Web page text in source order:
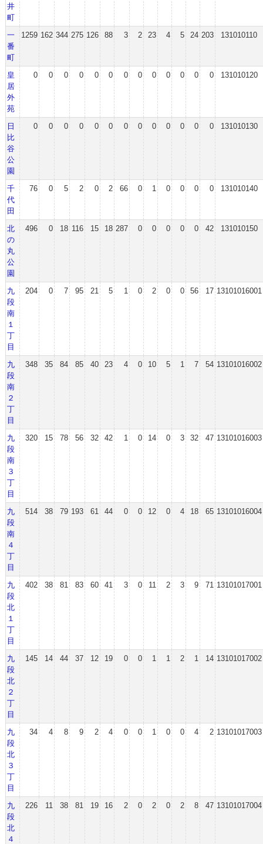
井
町
一
番
町
1259 162 344 275 126 88 3 2 23 4 5 24 203 131010110
皇
居
外
苑
0 0 0 0 0 0 0 0 0 0 0 0 0 131010120
日
比
谷
公
園
0 0 0 0 0 0 0 0 0 0 0 0 0 131010130
千
代
田
76 0 5 2 0 2 66 0 1 0 0 0 0 131010140
北
の
丸
公
園
496 0 18 116 15 18 287 0 0 0 0 0 42 131010150
九
段
南
１
丁
目
204 0 7 95 21 5 1 0 2 0 0 56 17 13101016001
九
段
南
２
丁
目
348 35 84 85 40 23 4 0 10 5 1 7 54 13101016002
九
段
南
３
丁
目
320 15 78 56 32 42 1 0 14 0 3 32 47 13101016003
九
段
南
４
丁
目
514 38 79 193 61 44 0 0 12 0 4 18 65 13101016004
九
段
北
１
丁
目
402 38 81 83 60 41 3 0 11 2 3 9 71 13101017001
九
段
北
２
丁
目
145 14 44 37 12 19 0 0 1 1 2 1 14 13101017002
九
段
北
３
丁
目
34 4 8 9 2 4 0 0 1 0 0 4 2 13101017003
九
段
北
４
226 11 38 81 19 16 2 0 2 0 2 8 47 13101017004